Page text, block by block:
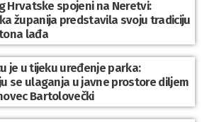
Hrvatske spojeni na Neretvi:
županija predstavila svoju tradiciju
lađa
je u tijeku uređenje parka:
se ulaganja u javne prostore diljem
Bartolovečki